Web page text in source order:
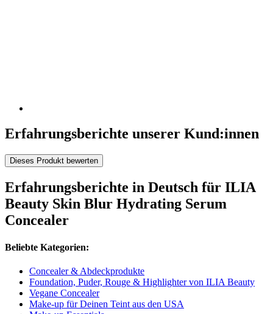
Erfahrungsberichte unserer Kund:innen
Dieses Produkt bewerten
Erfahrungsberichte in Deutsch für ILIA
Beauty Skin Blur Hydrating Serum
Concealer
Beliebte Kategorien:
Concealer & Abdeckprodukte
Foundation, Puder, Rouge & Highlighter von ILIA Beauty
Vegane Concealer
Make-up für Deinen Teint aus den USA